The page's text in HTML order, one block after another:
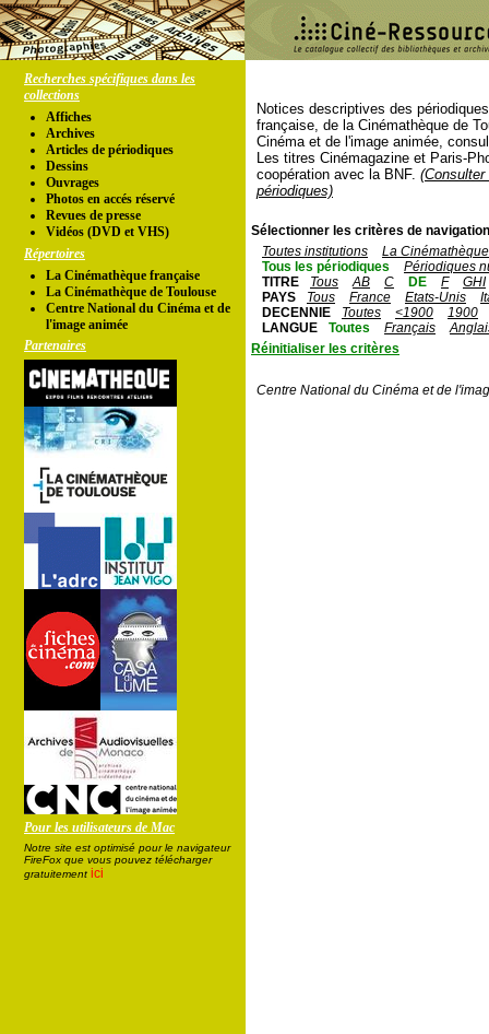
Recherches spécifiques dans les
collections
Affiches
Archives
Articles de périodiques
Dessins
Ouvrages
Photos en accés réservé
Revues de presse
Vidéos (DVD et VHS)
Répertoires
La Cinémathèque française
La Cinémathèque de Toulouse
Centre National du Cinéma et de
l'image animée
Partenaires
Pour les utilisateurs de Mac
Notre site est optimisé pour le navigateur
FireFox que vous pouvez télécharger
gratuitement ici
Notices descriptives des
française, de la Cinémathèque de
Cinéma et de l'image animée,
Les titres Cinémagazine et Paris-
coopération avec la BNF.
périodiques)
Sélectionner les critères de
Toutes institutions
La
Tous les périodiques
Périodiques
TITRE
Tous AB C DE F
GHI
PAYS
Tous France Etats-Unis
DECENNIE
Toutes <1900
1900
LANGUE
Toutes Français
Réinitialiser les critères
Centre National du Cinéma et de